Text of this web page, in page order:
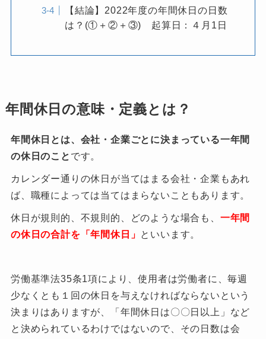
【結論】2022年度の年間休日の日数
は？(①＋②＋③) 起算日：４月1日
年間休日の意味・定義とは？
年間休日とは、会社・企業ごとに決まっている一年間
の休日のこと です。
カレンダー通りの休日が当てはまる会社・企業もあれ
ば、職種によっては当てはまらないこともあります。
休日が規則的、不規則的、どのような場合も、 一年間
の休日の合計を「年間休日」 といいます。
労働基準法35条1項により、使用者は労働者に、毎週
少なくとも１回の休日を与えなければならないという
決まりはありますが、「年間休日は〇〇日以上」など
と決められているわけではないので、その日数は会